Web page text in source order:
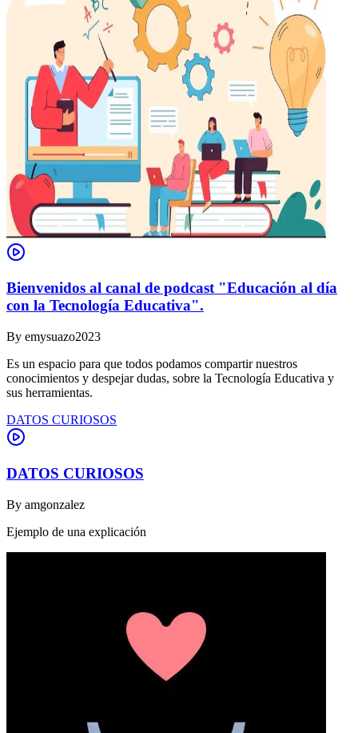
Bienvenidos al canal de podcast "Educación al día
con la Tecnología Educativa".
By emysuazo2023
Es un espacio para que todos podamos compartir nuestros
conocimientos y despejar dudas, sobre la Tecnología Educativa y
sus herramientas.
DATOS CURIOSOS
DATOS CURIOSOS
By amgonzalez
Ejemplo de una explicación